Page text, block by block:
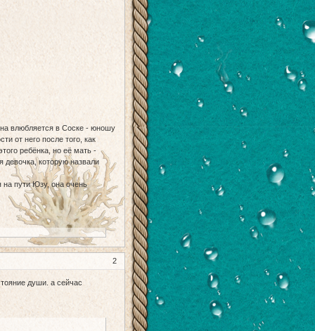
влюбляется в Соске - юношу
от него после того, как
ребёнка, но её мать -
девочка, которую назвали
на пути Юзу, она очень
2
души. а сейчас